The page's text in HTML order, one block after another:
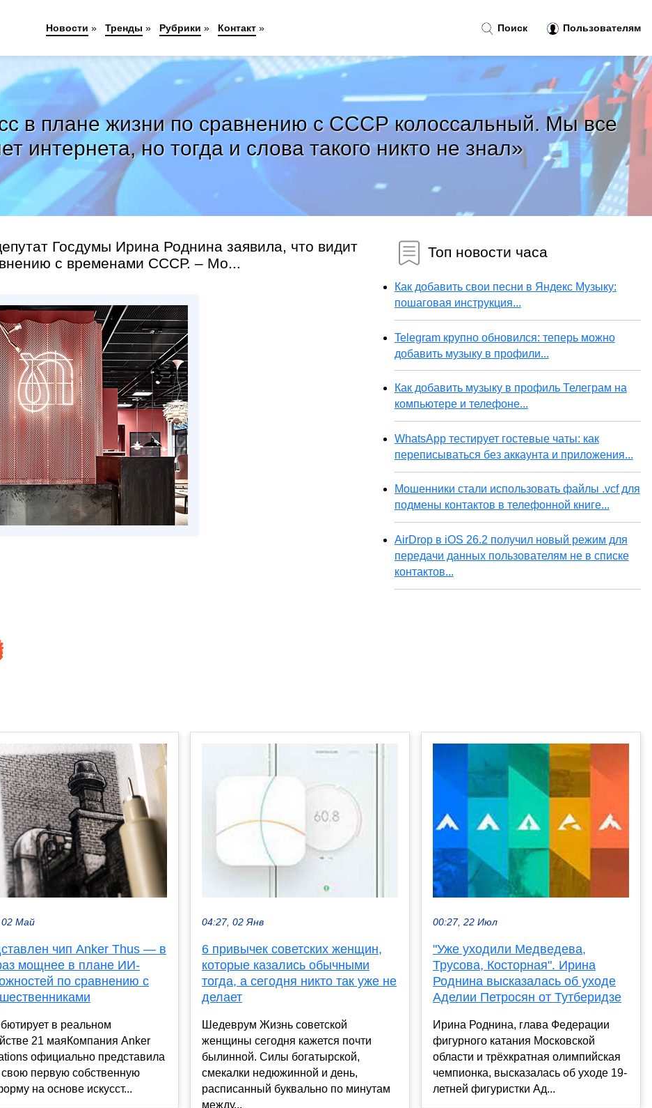
в плане жизни по сравнению с СССР колоссальный. Мы все
интернета, но тогда и слова такого никто не знал»
Госдумы Ирина Роднина заявила, что видит
с временами СССР. – Мо...
Топ новости часа
Как добавить свои песни в Яндекс Музыку:
пошаговая инструкция...
Telegram крупно обновился: теперь можно
добавить музыку в профили...
Как добавить музыку в профиль Телеграм на
компьютере и телефоне...
WhatsApp тестирует гостевые чаты: как
переписываться без аккаунта и приложения...
Мошенники стали использовать файлы .vcf для
подмены контактов в телефонной книге...
AirDrop в iOS 26.2 получил новый режим для
передачи данных пользователям не в списке
контактов...
02 Май
чип Anker Thus — в
мощнее в плане ИИ-
по сравнению с
в реальном
21 маяКомпания Anker
официально представила
первую собственную
на основе искусст...
04:27, 02 Янв
6 привычек советских женщин,
которые казались обычными
тогда, а сегодня никто так уже не
делает
Шедеврум Жизнь советской
женщины сегодня кажется почти
былинной. Силы богатырской,
смекалки недюжинной и день,
расписанный буквально по минутам
между...
00:27, 22 Июл
"Уже уходили Медведева,
Трусова, Косторная". Ирина
Роднина высказалась об уходе
Аделии Петросян от Тутберидзе
Ирина Роднина, глава Федерации
фигурного катания Московской
области и трёхкратная олимпийская
чемпионка, высказалась об уходе 19-
летней фигуристки Ад...
Поиск Пользователям
Новости » Тренды » Рубрики » Контакт»